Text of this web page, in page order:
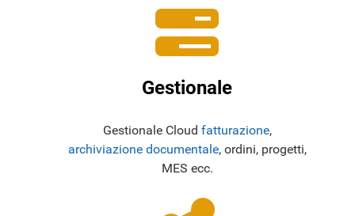
Gestionale
Gestionale Cloud fatturazione,
archiviazione documentale, ordini, progetti,
MES ecc.